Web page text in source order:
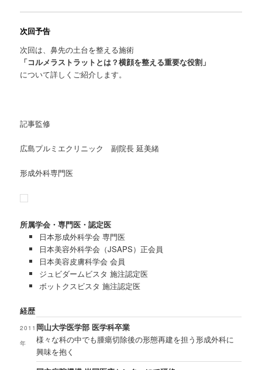
次回予告
次回は、鼻先の土台を整える施術
「コルメラストラットとは？横顔を整える重要な役割」
について詳しくご紹介します。
記事監修
広島プルミエクリニック 副院長 延美緒
形成外科専門医
所属学会・専門医・認定医
日本形成外科学会 専門医
日本美容外科学会（JSAPS）正会員
日本美容皮膚科学会 会員
ジュビダームビスタ 施注認定医
ボットクスビスタ 施注認定医
経歴
2011
年
岡山大学医学部 医学科卒業
様々な科の中でも腫瘍切除後の形態再建を担う形成外科に
興味を抱く